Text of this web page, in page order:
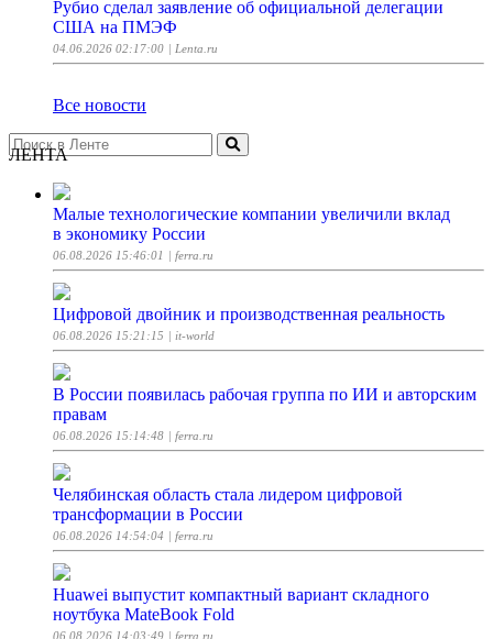
Рубио сделал заявление об официальной делегации
США на ПМЭФ
04.06.2026 02:17:00 | Lenta.ru
Все новости
ЛЕНТА
Малые технологические компании увеличили вклад
в экономику России
06.08.2026 15:46:01 | ferra.ru
Цифровой двойник и производственная реальность
06.08.2026 15:21:15 | it-world
В России появилась рабочая группа по ИИ и авторским
правам
06.08.2026 15:14:48 | ferra.ru
Челябинская область стала лидером цифровой
трансформации в России
06.08.2026 14:54:04 | ferra.ru
Huawei выпустит компактный вариант складного
ноутбука MateBook Fold
06.08.2026 14:03:49 | ferra.ru